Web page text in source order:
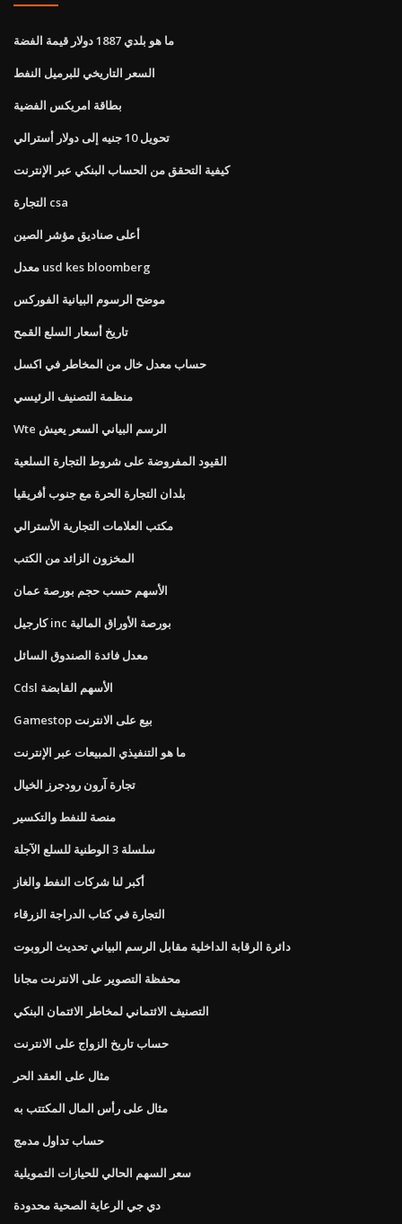
ما هو بلدي 1887 دولار قيمة الفضة
السعر التاريخي للبرميل النفط
بطاقة امريكس الفضية
تحويل 10 جنيه إلى دولار أسترالي
كيفية التحقق من الحساب البنكي عبر الإنترنت
التجارة csa
أعلى صناديق مؤشر الصين
معدل usd kes bloomberg
موضح الرسوم البيانية الفوركس
تاريخ أسعار السلع القمح
حساب معدل خال من المخاطر في اكسل
منظمة التصنيف الرئيسي
Wte الرسم البياني السعر يعيش
القيود المفروضة على شروط التجارة السلعية
بلدان التجارة الحرة مع جنوب أفريقيا
مكتب العلامات التجارية الأسترالي
المخزون الزائد من الكتب
الأسهم حسب حجم بورصة عمان
كارجيل inc بورصة الأوراق المالية
معدل فائدة الصندوق السائل
Cdsl الأسهم القابضة
Gamestop بيع على الانترنت
ما هو التنفيذي المبيعات عبر الإنترنت
تجارة آرون رودجرز الخيال
منصة للنفط والتكسير
سلسلة 3 الوطنية للسلع الآجلة
أكبر لنا شركات النفط والغاز
التجارة في كتاب الدراجة الزرقاء
دائرة الرقابة الداخلية مقابل الرسم البياني تحديث الروبوت
محفظة التصوير على الانترنت مجانا
التصنيف الائتماني لمخاطر الائتمان البنكي
حساب تاريخ الزواج على الانترنت
مثال على العقد الحر
مثال على رأس المال المكتتب به
حساب تداول مدمج
سعر السهم الحالي للحيازات التمويلية
دي جي الرعاية الصحية محدودة